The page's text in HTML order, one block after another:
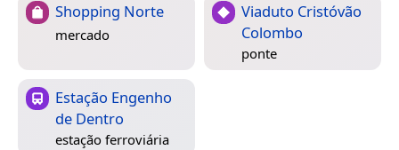
Shopping Norte
mercado
Viaduto Cristóvão
Colombo
ponte
Estação Engenho
de Dentro
estação ferroviária